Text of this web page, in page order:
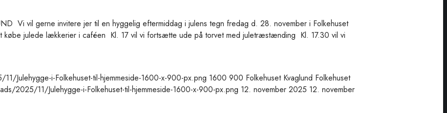
Vi vil gerne invitere jer til en hyggelig eftermiddag i julens tegn fredag d. 28. november i Folkehuset
købe julede lækkerier i caféen Kl. 17 vil vi fortsætte ude på torvet med juletræstænding Kl. 17.30 vil vi
Julehygge-i-Folkehuset-til-hjemmeside-1600-x-900-px.png 1600 900 Folkehuset Kvaglund Folkehuset
2025/11/Julehygge-i-Folkehuset-til-hjemmeside-1600-x-900-px.png 12. november 2025 12. november